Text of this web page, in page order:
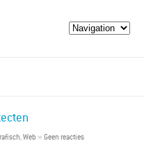
Web » Geen reacties